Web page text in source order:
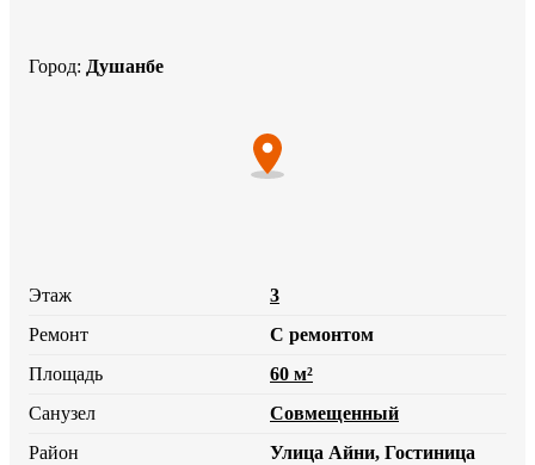
Город: Душанбе
Этаж
3
Ремонт
С ремонтом
Площадь
60 м²
Санузел
Совмещенный
Район
Улица Айни, Гостиница